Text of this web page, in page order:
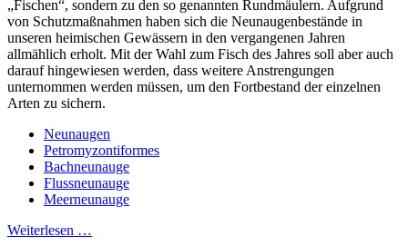
„Fischen“, sondern zu den so genannten Rundmäulern. Aufgrund
von Schutzmaßnahmen haben sich die Neunaugenbestände in
unseren heimischen Gewässern in den vergangenen Jahren
allmählich erholt. Mit der Wahl zum Fisch des Jahres soll aber auch
darauf hingewiesen werden, dass weitere Anstrengungen
unternommen werden müssen, um den Fortbestand der einzelnen
Arten zu sichern.
Neunaugen
Petromyzontiformes
Bachneunauge
Flussneunauge
Meerneunauge
Weiterlesen …